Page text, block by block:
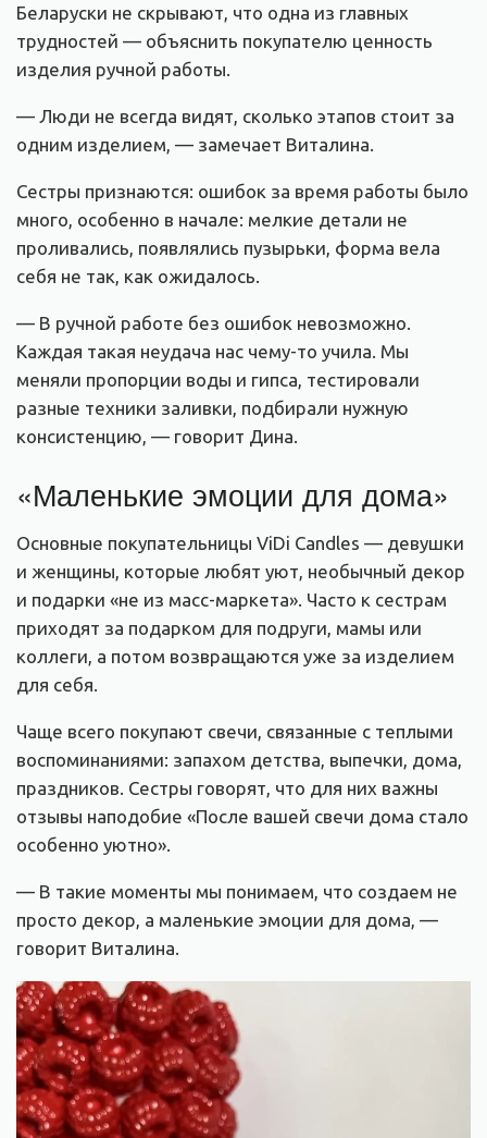
Беларуски не скрывают, что одна из главных
трудностей — объяснить покупателю ценность
изделия ручной работы.
— Люди не всегда видят, сколько этапов стоит за
одним изделием, — замечает Виталина.
Сестры признаются: ошибок за время работы было
много, особенно в начале: мелкие детали не
проливались, появлялись пузырьки, форма вела
себя не так, как ожидалось.
— В ручной работе без ошибок невозможно.
Каждая такая неудача нас чему-то учила. Мы
меняли пропорции воды и гипса, тестировали
разные техники заливки, подбирали нужную
консистенцию, — говорит Дина.
«Маленькие эмоции для дома»
Основные покупательницы ViDi Candles — девушки
и женщины, которые любят уют, необычный декор
и подарки «не из масс-маркета». Часто к сестрам
приходят за подарком для подруги, мамы или
коллеги, а потом возвращаются уже за изделием
для себя.
Чаще всего покупают свечи, связанные с теплыми
воспоминаниями: запахом детства, выпечки, дома,
праздников. Сестры говорят, что для них важны
отзывы наподобие «После вашей свечи дома стало
особенно уютно».
— В такие моменты мы понимаем, что создаем не
просто декор, а маленькие эмоции для дома, —
говорит Виталина.